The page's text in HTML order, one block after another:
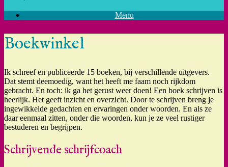
Menu
Boekwinkel
Ik schreef en publiceerde 15 boeken, bij verschillende uitgevers.
Dat stemt deemoedig, want het heeft me faam noch rijkdom
gebracht. En toch: ik ga het gerust weer doen! Een boek schrijven is
heerlijk. Het geeft inzicht en overzicht. Door te schrijven breng je
ingewikkelde gedachten en ervaringen onder woorden. En als ze
daar eenmaal zitten, onder die woorden, kun je ze veel rustiger
bestuderen en begrijpen.
Schrijvende schrijfcoach